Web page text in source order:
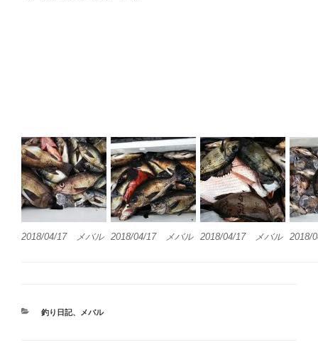
2018/04/17 メバル 2018/04/17 メバル 2018/04/17 メバル 2018/
カ
釣り日記、 メバル